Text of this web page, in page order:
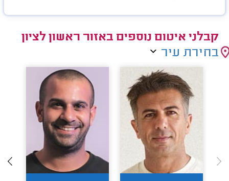
קבלני איטום נוספים באזור ראשון לציון
בחירת עיר